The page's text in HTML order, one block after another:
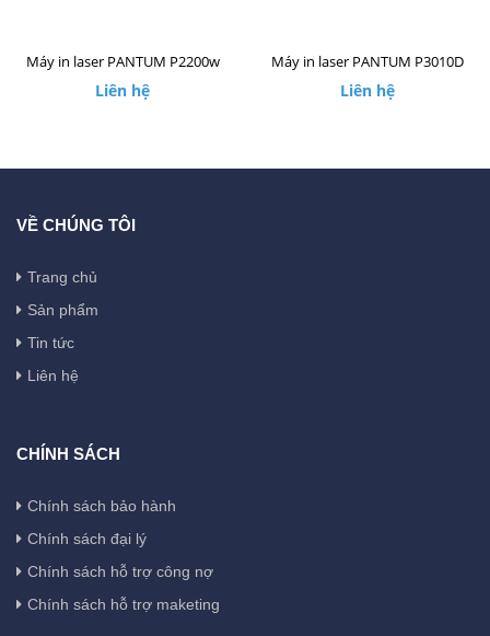
Máy in laser PANTUM P2200w
Liên hệ
Máy in laser PANTUM P3010D
Liên hệ
VỀ CHÚNG TÔI
Trang chủ
Sản phẩm
Tin tức
Liên hệ
CHÍNH SÁCH
Chính sách bảo hành
Chính sách đại lý
Chính sách hỗ trợ công nợ
Chính sách hỗ trợ maketing